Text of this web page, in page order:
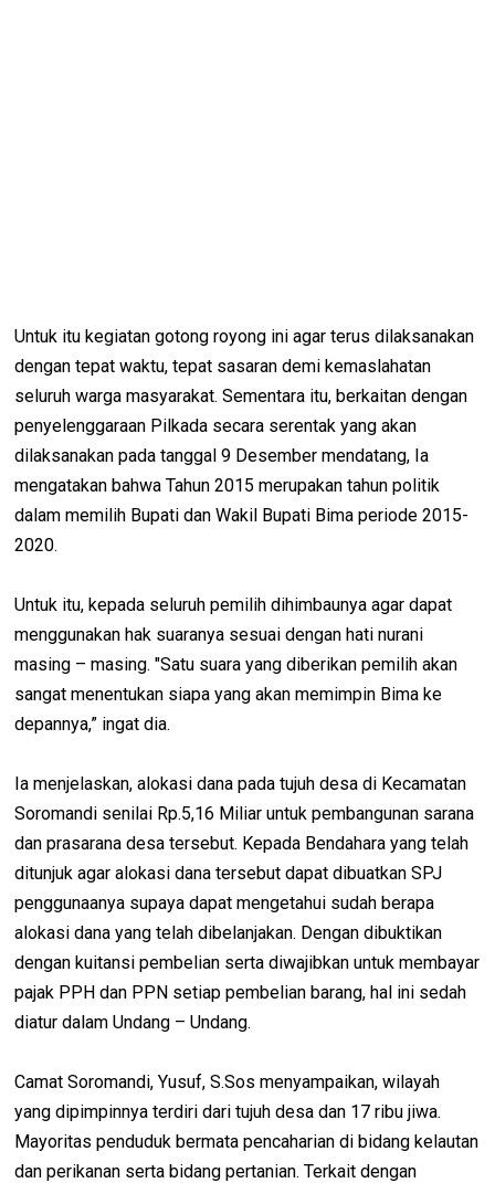
Untuk itu kegiatan gotong royong ini agar terus dilaksanakan
dengan tepat waktu, tepat sasaran demi kemaslahatan
seluruh warga masyarakat. Sementara itu, berkaitan dengan
penyelenggaraan Pilkada secara serentak yang akan
dilaksanakan pada tanggal 9 Desember mendatang, Ia
mengatakan bahwa Tahun 2015 merupakan tahun politik
dalam memilih Bupati dan Wakil Bupati Bima periode 2015-
2020.
Untuk itu, kepada seluruh pemilih dihimbaunya agar dapat
menggunakan hak suaranya sesuai dengan hati nurani
masing – masing. "Satu suara yang diberikan pemilih akan
sangat menentukan siapa yang akan memimpin Bima ke
depannya,” ingat dia.
Ia menjelaskan, alokasi dana pada tujuh desa di Kecamatan
Soromandi senilai Rp.5,16 Miliar untuk pembangunan sarana
dan prasarana desa tersebut. Kepada Bendahara yang telah
ditunjuk agar alokasi dana tersebut dapat dibuatkan SPJ
penggunaanya supaya dapat mengetahui sudah berapa
alokasi dana yang telah dibelanjakan. Dengan dibuktikan
dengan kuitansi pembelian serta diwajibkan untuk membayar
pajak PPH dan PPN setiap pembelian barang, hal ini sedah
diatur dalam Undang – Undang.
Camat Soromandi, Yusuf, S.Sos menyampaikan, wilayah
yang dipimpinnya terdiri dari tujuh desa dan 17 ribu jiwa.
Mayoritas penduduk bermata pencaharian di bidang kelautan
dan perikanan serta bidang pertanian. Terkait dengan